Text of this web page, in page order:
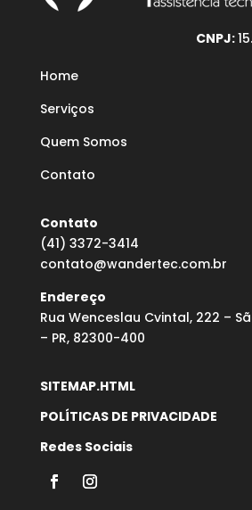
CNPJ:
Home
Serviços
Quem Somos
Contato
Contato
(41) 3372-3414
contato@wandertec.com.br
Endereço
Rua Wenceslau Cvintal, 222 –
– PR, 82300-400
SITEMAP.HTML
POLÍTICAS DE PRIVACIDADE
Redes Sociais